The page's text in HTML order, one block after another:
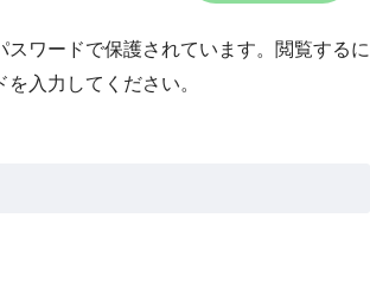
スワードで保護されています。閲覧するに
入力してください。